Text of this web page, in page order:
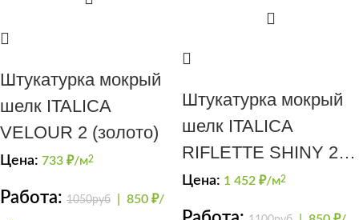
Штукатурка мокрый
шелк ITALICA
VELOUR 2 (золото)
Цена: 733 ₽/м2
Работа: 1050руб 850 ₽/
Штукатурка мокрый
шелк ITALICA
RIFLETTE SHINY 200
(кельма)
Цена: 1 452 ₽/м2